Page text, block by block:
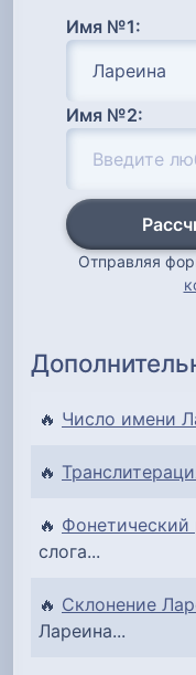
Имя №1:
Имя №2:
Отправляя
🔥 Число имени
🔥
🔥 Фонетический
слога...
🔥 Склонение
Лареина...